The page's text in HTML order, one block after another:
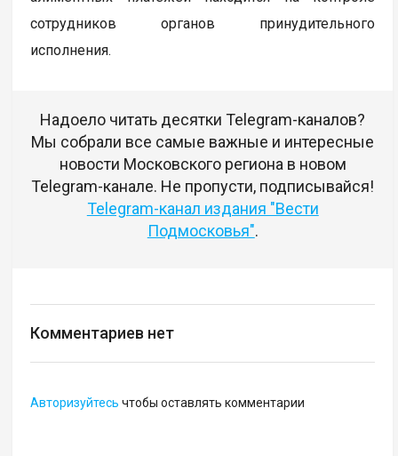
сотрудников органов принудительного
исполнения.
Надоело читать десятки Telegram-каналов?
Мы собрали все самые важные и интересные
новости Московского региона в новом
Telegram-канале. Не пропусти, подписывайся!
Telegram-канал издания "Вести
Подмосковья".
Комментариев нет
Авторизуйтесь чтобы оставлять комментарии